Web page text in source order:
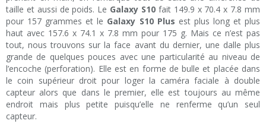
taille et aussi de poids. Le Galaxy S10 fait 149.9 x 70.4 x 7.8 mm
pour 157 grammes et le Galaxy S10 Plus est plus long et plus
haut avec 157.6 x 74.1 x 7.8 mm pour 175 g. Mais ce n’est pas
tout, nous trouvons sur la face avant du dernier, une dalle plus
grande de quelques pouces avec une particularité au niveau de
l’encoche (perforation). Elle est en forme de bulle et placée dans
le coin supérieur droit pour loger la caméra faciale à double
capteur alors que dans le premier, elle est toujours au même
endroit mais plus petite puisqu’elle ne renferme qu’un seul
capteur.